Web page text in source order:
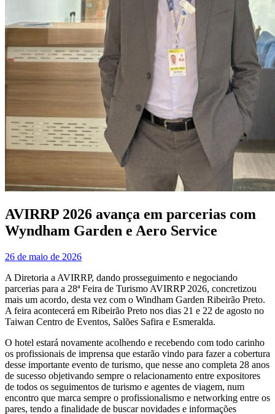
AVIRRP 2026 avança em parcerias com
Wyndham Garden e Aero Service
26 de maio de 2026
A Diretoria a AVIRRP, dando prosseguimento e negociando
parcerias para a 28ª Feira de Turismo AVIRRP 2026, concretizou
mais um acordo, desta vez com o Windham Garden Ribeirão Preto.
A feira acontecerá em Ribeirão Preto nos dias 21 e 22 de agosto no
Taiwan Centro de Eventos, Salões Safira e Esmeralda.
O hotel estará novamente acolhendo e recebendo com todo carinho
os profissionais de imprensa que estarão vindo para fazer a cobertura
desse importante evento de turismo, que nesse ano completa 28 anos
de sucesso objetivando sempre o relacionamento entre expositores
de todos os seguimentos de turismo e agentes de viagem, num
encontro que marca sempre o profissionalismo e networking entre os
pares, tendo a finalidade de buscar novidades e informações